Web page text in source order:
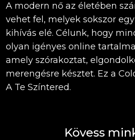
A modern nő az életében
vehet fel, melyek sokszor
kihívás elé. Célunk, hogy
olyan igényes online
amely szórakoztat,
merengésre késztet. Ez a
A Te Színtered.
Kövess